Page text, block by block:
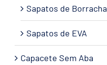
Sapatos de Borracha
Sapatos de EVA
Capacete Sem Aba